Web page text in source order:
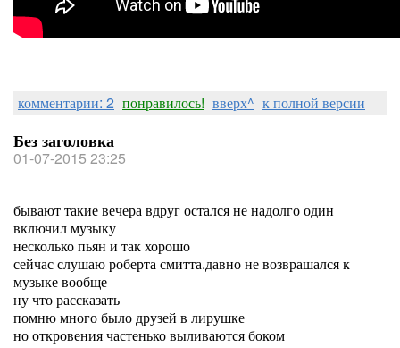
комментарии: 2 понравилось! вверх^ к полной версии
Без заголовка
01-07-2015 23:25
бывают такие вечера вдруг остался не надолго один
включил музыку
несколько пьян и так хорошо
сейчас слушаю роберта смитта.давно не возврашался к
музыке вообще
ну что рассказать
помню много было друзей в лирушке
но откровения частенько выливаются боком